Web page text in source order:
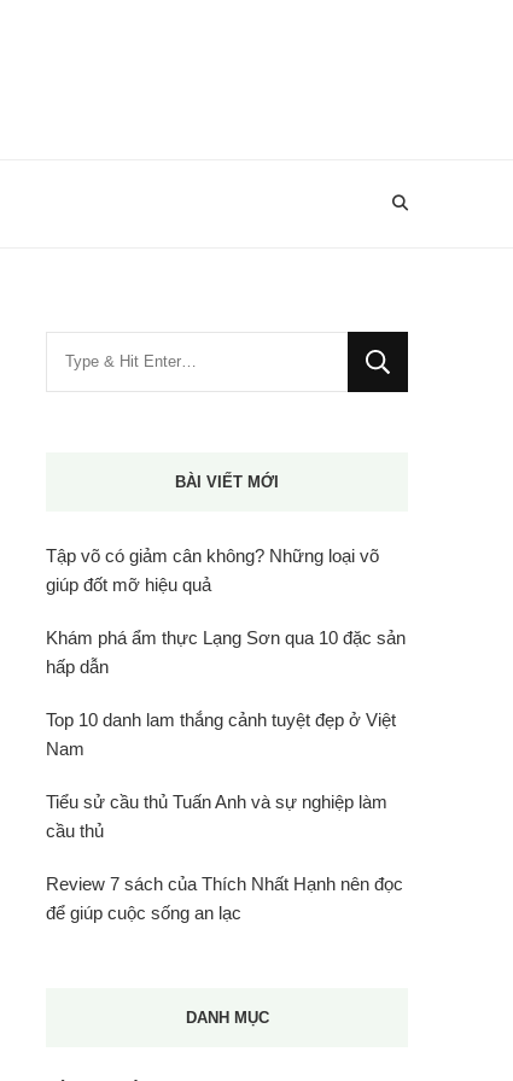
BÀI VIẾT MỚI
Tập võ có giảm cân không? Những loại võ
giúp đốt mỡ hiệu quả
Khám phá ẩm thực Lạng Sơn qua 10 đặc sản
hấp dẫn
Top 10 danh lam thắng cảnh tuyệt đẹp ở Việt
Nam
Tiểu sử cầu thủ Tuấn Anh và sự nghiệp làm
cầu thủ
Review 7 sách của Thích Nhất Hạnh nên đọc
để giúp cuộc sống an lạc
DANH MỤC